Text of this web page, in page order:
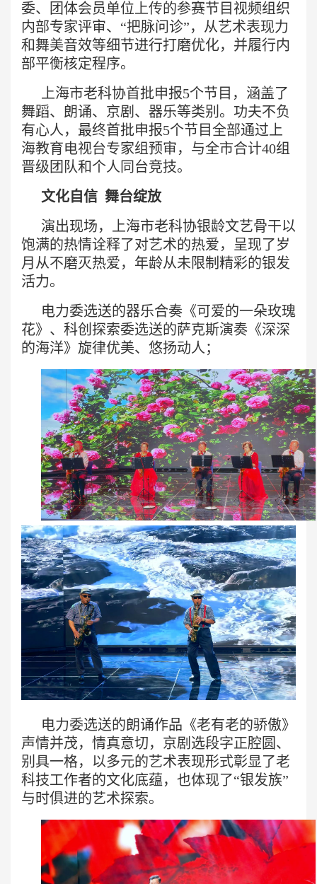
委、团体会员单位上传的参赛节目视频组织
内部专家评审、“把脉问诊”，从艺术表现力
和舞美音效等细节进行打磨优化，并履行内
部平衡核定程序。
上海市老科协首批申报5个节目，涵盖了
舞蹈、朗诵、京剧、器乐等类别。功夫不负
有心人，最终首批申报5个节目全部通过上
海教育电视台专家组预审，与全市合计40组
晋级团队和个人同台竞技。
文化自信 舞台绽放
演出现场，上海市老科协银龄文艺骨干以
饱满的热情诠释了对艺术的热爱，呈现了岁
月从不磨灭热爱，年龄从未限制精彩的银发
活力。
电力委选送的器乐合奏《可爱的一朵玫瑰
花》、科创探索委选送的萨克斯演奏《深深
的海洋》旋律优美、悠扬动人；
电力委选送的朗诵作品《老有老的骄傲》
声情并茂，情真意切，京剧选段字正腔圆、
别具一格，以多元的艺术表现形式彰显了老
科技工作者的文化底蕴，也体现了“银发族”
与时俱进的艺术探索。